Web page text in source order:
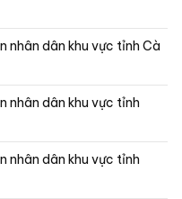
nhân dân khu vực tỉnh Cà
nhân dân khu vực tỉnh
nhân dân khu vực tỉnh